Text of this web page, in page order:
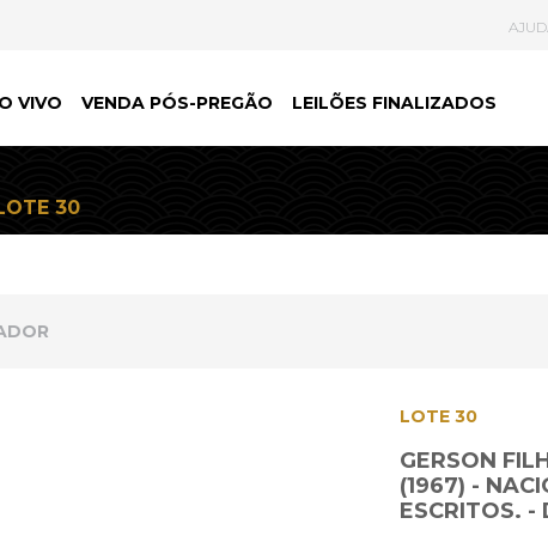
VIVO VENDA PÓS-PREGÃO LEILÕES FINALIZADOS
30
LOTE 30
GERSON
(1967) -
ESCRITOS. -